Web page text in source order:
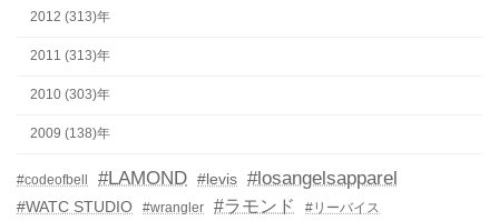
2012 (313)年
2011 (313)年
2010 (303)年
2009 (138)年
#codeofbell #LAMOND #levis #losangelsapparel
#WATC STUDIO #wrangler #ラモンド
#リーバイス